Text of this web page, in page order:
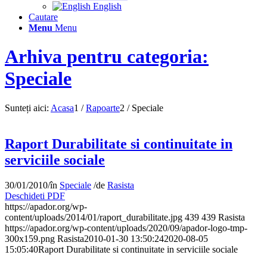
English
Cautare
Menu Menu
Arhiva pentru categoria:
Speciale
Sunteți aici: Acasa1 / Rapoarte2 / Speciale
Raport Durabilitate si continuitate in
serviciile sociale
30/01/2010/în Speciale /de Rasista
Deschideti PDF
https://apador.org/wp-
content/uploads/2014/01/raport_durabilitate.jpg 439 439 Rasista
https://apador.org/wp-content/uploads/2020/09/apador-logo-tmp-
300x159.png Rasista2010-01-30 13:50:242020-08-05
15:05:40Raport Durabilitate si continuitate in serviciile sociale